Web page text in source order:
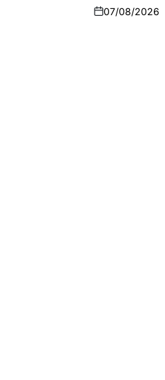
07/08/2026